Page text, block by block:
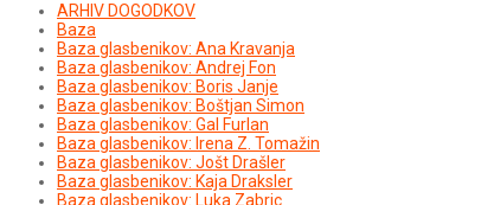
ARHIV DOGODKOV
Baza
Baza glasbenikov: Ana Kravanja
Baza glasbenikov: Andrej Fon
Baza glasbenikov: Boris Janje
Baza glasbenikov: Boštjan Simon
Baza glasbenikov: Gal Furlan
Baza glasbenikov: Irena Z. Tomažin
Baza glasbenikov: Jošt Drašler
Baza glasbenikov: Kaja Draksler
Baza glasbenikov: Luka Zabric